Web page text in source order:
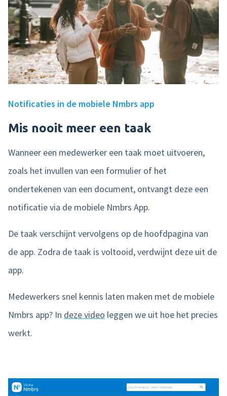
Notificaties in de mobiele Nmbrs app
Mis nooit meer een taak
Wanneer een medewerker een taak moet uitvoeren,
zoals het invullen van een formulier of het
ondertekenen van een document, ontvangt deze een
notificatie via de mobiele Nmbrs App.
De taak verschijnt vervolgens op de hoofdpagina van
de app. Zodra de taak is voltooid, verdwijnt deze uit de
app.
Medewerkers snel kennis laten maken met de mobiele
Nmbrs app? In deze video leggen we uit hoe het precies
werkt.